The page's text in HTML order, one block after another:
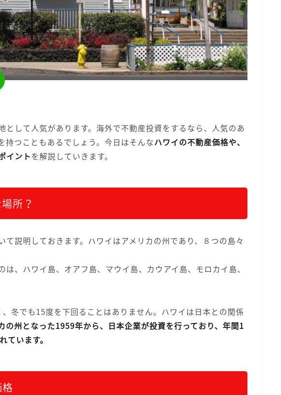
として人気があります。海外で不動産投資をするなら、人気のあ
持つこともあるでしょう。今日はそんなハワイの不動産価格や、
イントを解説していきます。
所？
て説明しておきます。ハワイはアメリカの州であり、８つの島々
は、ハワイ島、オアフ島、マウイ島、カウアイ島、モロカイ島、
冬でも15度を下回ることはありません。ハワイは日本との関係
の州となった1959年から、日本企業が投資を行っており、年間1
ています。